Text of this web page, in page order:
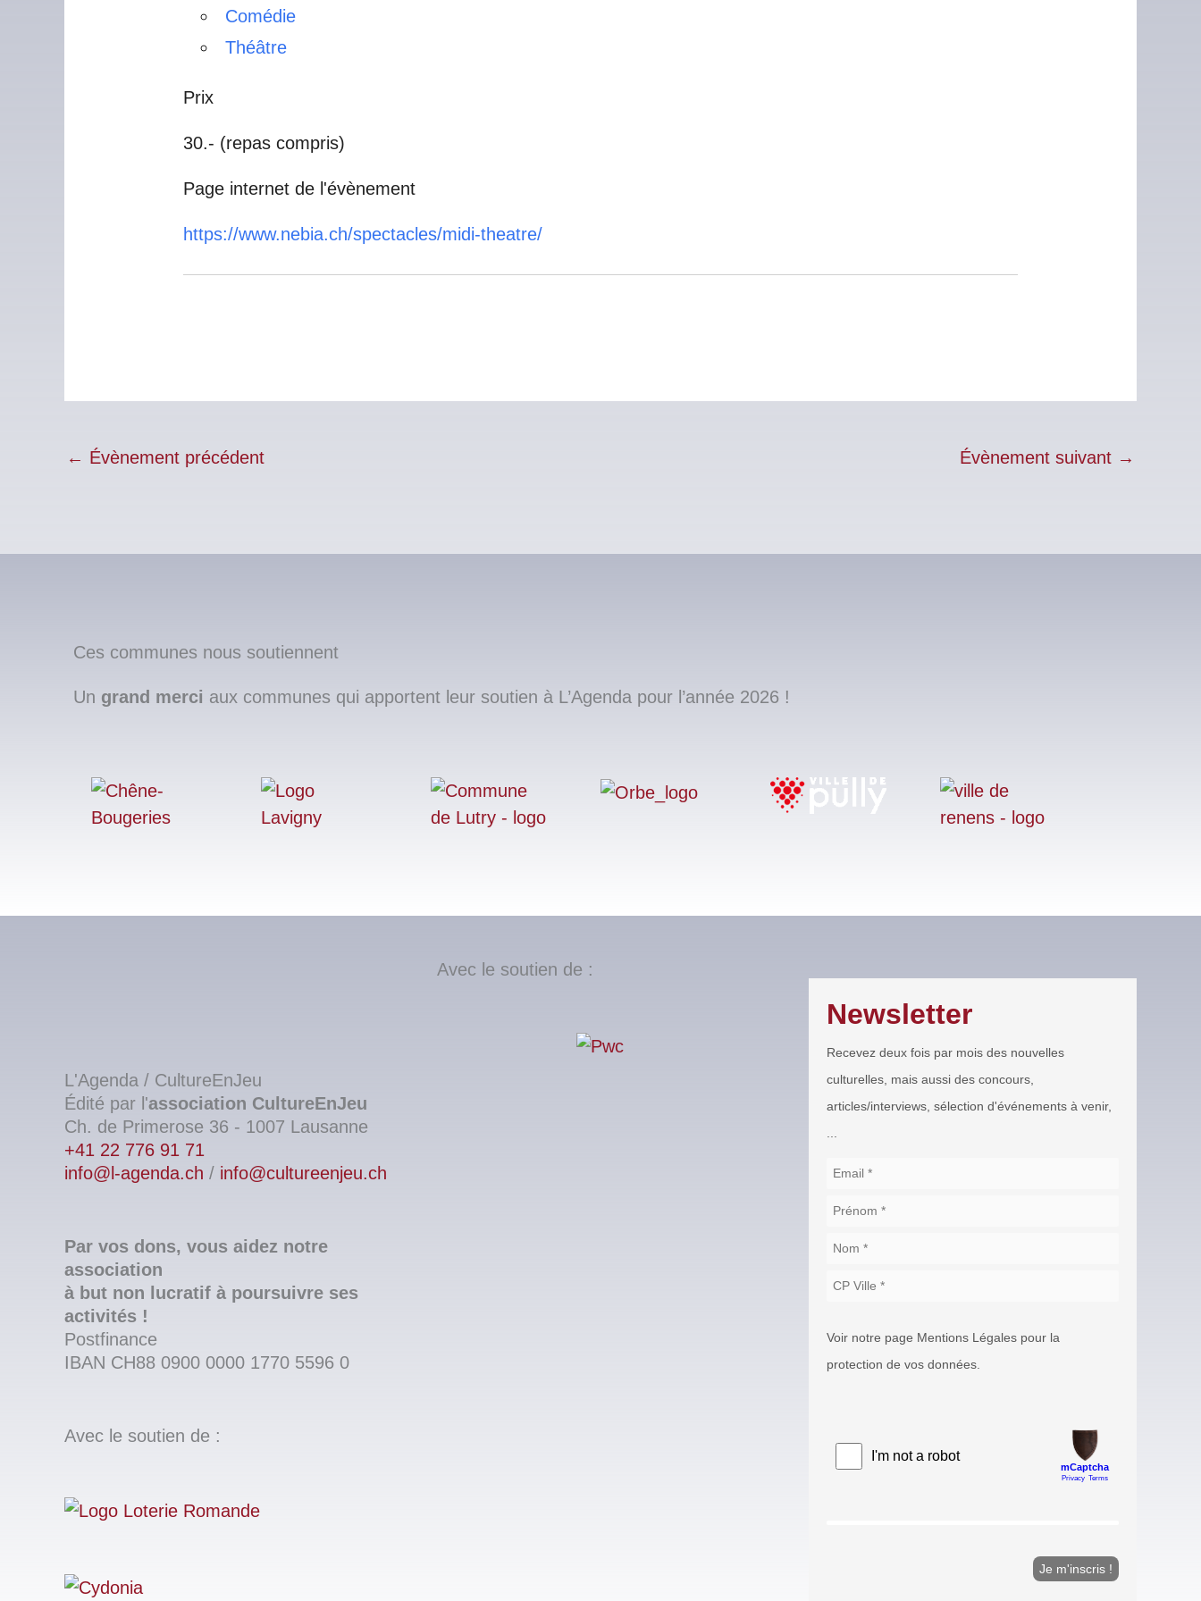
Comédie
Théâtre
Prix
30.- (repas compris)
Page internet de l'évènement
https://www.nebia.ch/spectacles/midi-theatre/
← Évènement précédent Évènement suivant →
Ces communes nous soutiennent
Un grand merci aux communes qui apportent leur soutien à L’Agenda pour l’année 2026 !
L'Agenda / CultureEnJeu
Édité par l'association CultureEnJeu
Ch. de Primerose 36 - 1007 Lausanne
+41 22 776 91 71
info@l-agenda.ch / info@cultureenjeu.ch
Par vos dons, vous aidez notre
association
à but non lucratif à poursuivre ses
activités !
Postfinance
IBAN CH88 0900 0000 1770 5596 0
Avec le soutien de :
Avec le soutien de :
Newsletter
Recevez deux fois par mois des nouvelles
culturelles, mais aussi des concours,
articles/interviews, sélection d'événements à venir,
Voir notre page Mentions Légales pour la
protection de vos données.